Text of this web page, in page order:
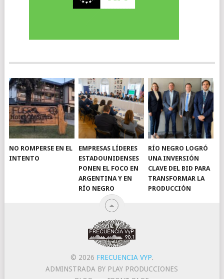
NO ROMPERSE EN EL
INTENTO
EMPRESAS LÍDERES
ESTADOUNIDENSES
PONEN EL FOCO EN
ARGENTINA Y EN
RÍO NEGRO
RÍO NEGRO LOGRÓ
UNA INVERSIÓN
CLAVE DEL BID PARA
TRANSFORMAR LA
PRODUCCIÓN
© 2026 FRECUENCIA VYP.
ADMINSTRADA BY PLAY PRODUCCIONES